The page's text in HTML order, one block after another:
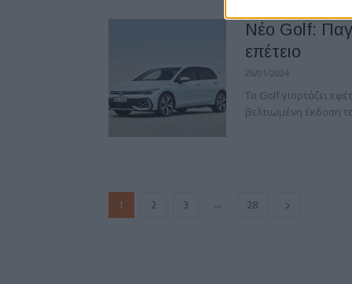
Νέο Golf:
επέτειο
26/01/2024
Το Golf γιορτάζει
βελτιωμένη έκδοση
1 2 3 ... 28